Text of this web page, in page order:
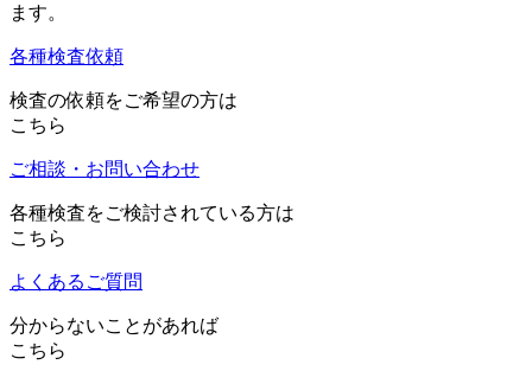
ます。
各種検査依頼
検査の依頼をご希望の方は
こちら
ご相談・お問い合わせ
各種検査をご検討されている方は
こちら
よくあるご質問
分からないことがあれば
こちら